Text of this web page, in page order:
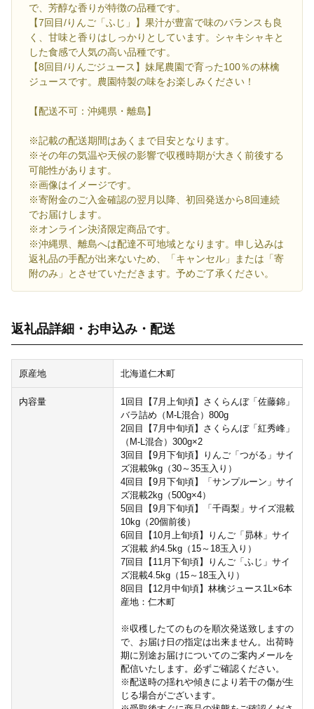
で、芳醇な香りが特徴の品種です。
【7回目/りんご「ふじ」】果汁が豊富で味のバランスも良
く、甘味と香りはしっかりとしています。シャキシャキと
した食感で人気の高い品種です。
【8回目/りんごジュース】妹尾農園で育った100％の林檎
ジュースです。農園特製の味をお楽しみください！
【配送不可：沖縄県・離島】
※記載の配送期間はあくまで目安となります。
※その年の気温や天候の影響で収穫時期が大きく前後する
可能性があります。
※画像はイメージです。
※寄附金のご入金確認の翌月以降、初回発送から8回連続
でお届けします。
※オンライン決済限定商品です。
※沖縄県、離島へは配達不可地域となります。申し込みは
返礼品の手配が出来ないため、「キャンセル」または「寄
附のみ」とさせていただきます。予めご了承ください。
返礼品詳細・お申込み・配送
原産地 北海道仁木町
内容量
1回目【7月上旬頃】さくらんぼ「佐藤錦」
バラ詰め（M-L混合）800g
2回目【7月中旬頃】さくらんぼ「紅秀峰」
（M-L混合）300g×2
3回目【9月下旬頃】りんご「つがる」サイ
ズ混載9kg（30～35玉入り）
4回目【9月下旬頃】「サンプルーン」サイ
ズ混載2kg（500g×4）
5回目【9月下旬頃】「千両梨」サイズ混載
10kg（20個前後）
6回目【10月上旬頃】りんご「昴林」サイ
ズ混載 約4.5kg（15～18玉入り）
7回目【11月下旬頃】りんご「ふじ」サイ
ズ混載4.5kg（15～18玉入り）
8回目【12月中旬頃】林檎ジュース1L×6本
産地：仁木町
※収穫したてのものを順次発送致しますの
で、お届け日の指定は出来ません。出荷時
期に別途お届けについてのご案内メールを
配信いたします。必ずご確認ください。
※配送時の揺れや傾きにより若干の傷が生
じる場合がございます。